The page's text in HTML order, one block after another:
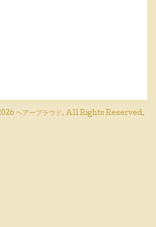
ヘアープラウド . All Rights Reserved.